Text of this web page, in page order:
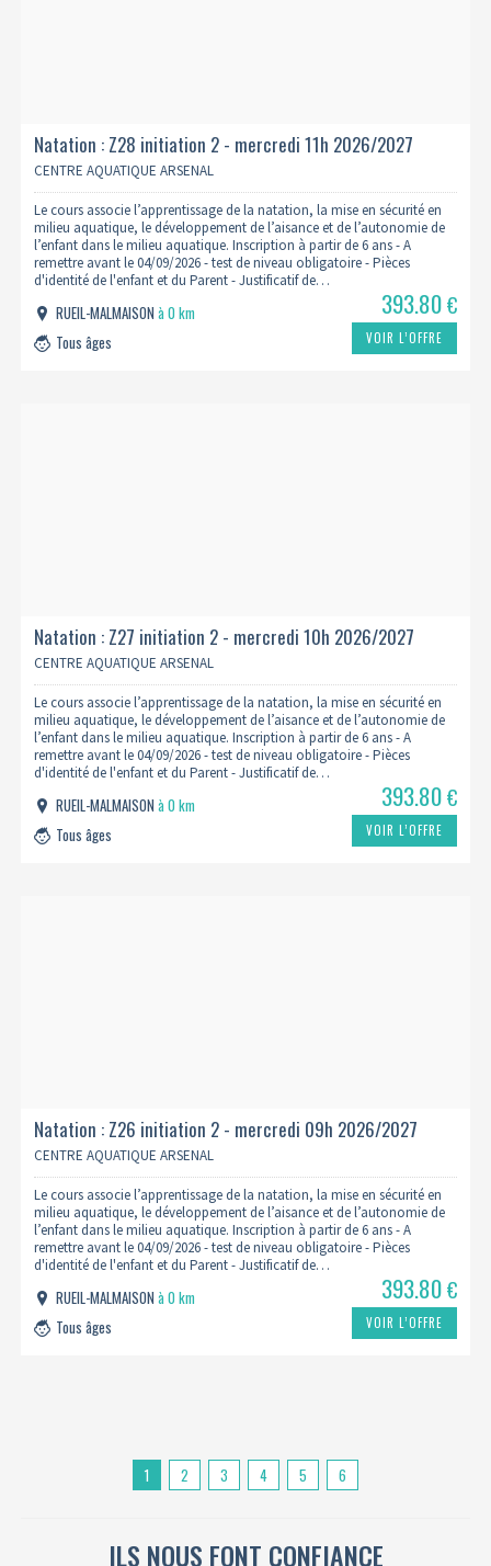
Natation : Z28 initiation 2 - mercredi 11h 2026/2027
CENTRE AQUATIQUE ARSENAL
Le cours associe l’apprentissage de la natation, la mise en sécurité en
milieu aquatique, le développement de l’aisance et de l’autonomie de
l’enfant dans le milieu aquatique. Inscription à partir de 6 ans - A
remettre avant le 04/09/2026 - test de niveau obligatoire - Pièces
d'identité de l'enfant et du Parent - Justificatif de…
RUEIL-MALMAISONà 0 km
Tous âges
393.80€
VOIR L’OFFRE
Natation : Z27 initiation 2 - mercredi 10h 2026/2027
CENTRE AQUATIQUE ARSENAL
Le cours associe l’apprentissage de la natation, la mise en sécurité en
milieu aquatique, le développement de l’aisance et de l’autonomie de
l’enfant dans le milieu aquatique. Inscription à partir de 6 ans - A
remettre avant le 04/09/2026 - test de niveau obligatoire - Pièces
d'identité de l'enfant et du Parent - Justificatif de…
RUEIL-MALMAISONà 0 km
Tous âges
393.80€
VOIR L’OFFRE
Natation : Z26 initiation 2 - mercredi 09h 2026/2027
CENTRE AQUATIQUE ARSENAL
Le cours associe l’apprentissage de la natation, la mise en sécurité en
milieu aquatique, le développement de l’aisance et de l’autonomie de
l’enfant dans le milieu aquatique. Inscription à partir de 6 ans - A
remettre avant le 04/09/2026 - test de niveau obligatoire - Pièces
d'identité de l'enfant et du Parent - Justificatif de…
RUEIL-MALMAISONà 0 km
Tous âges
393.80€
VOIR L’OFFRE
1 2 3 4 5 6
ILS NOUS FONT CONFIANCE